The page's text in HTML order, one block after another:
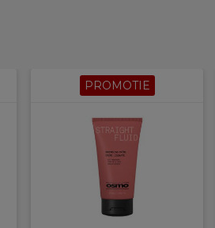
PROMOTIE